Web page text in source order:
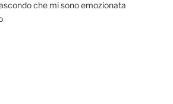
che mi sono emozionata